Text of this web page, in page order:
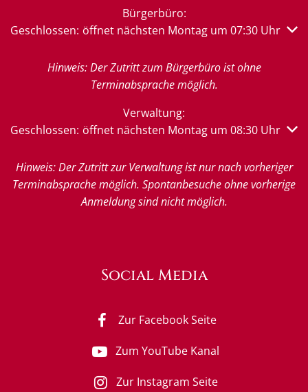
Bürgerbüro:
Klicken, um weitere Öffnungs- oder Schließzeiten
Geschlossen: öffnet nächsten Montag um 07:30 Uhr
Hinweis: Der Zutritt zum Bürgerbüro ist ohne
Terminabsprache möglich.
Verwaltung:
Klicken, um weitere Öffnungs- oder Schließzeiten
Geschlossen: öffnet nächsten Montag um 08:30 Uhr
Hinweis: Der Zutritt zur Verwaltung ist nur nach vorheriger
Terminabsprache möglich. Spontanbesuche ohne vorherige
Anmeldung sind nicht möglich.
Social Media
Zur Facebook Seite
Zum YouTube Kanal
Zur Instagram Seite